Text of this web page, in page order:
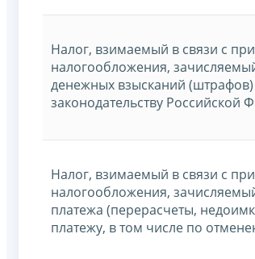
Налог, взимаемый в связи с
налогообложения,
денежных взысканий
законодательству Российской
Налог, взимаемый в связи с
налогообложения,
платежа (перерасчеты,
платежу, в том числе по